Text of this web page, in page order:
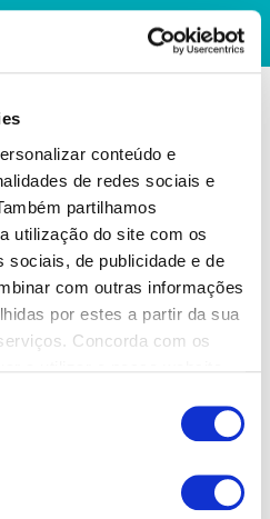
conteúdo e
de redes sociais e
partilhamos
utilização do site com os
sociais, de publicidade e de
com outras informações
por estes a partir da sua
Concorda com os